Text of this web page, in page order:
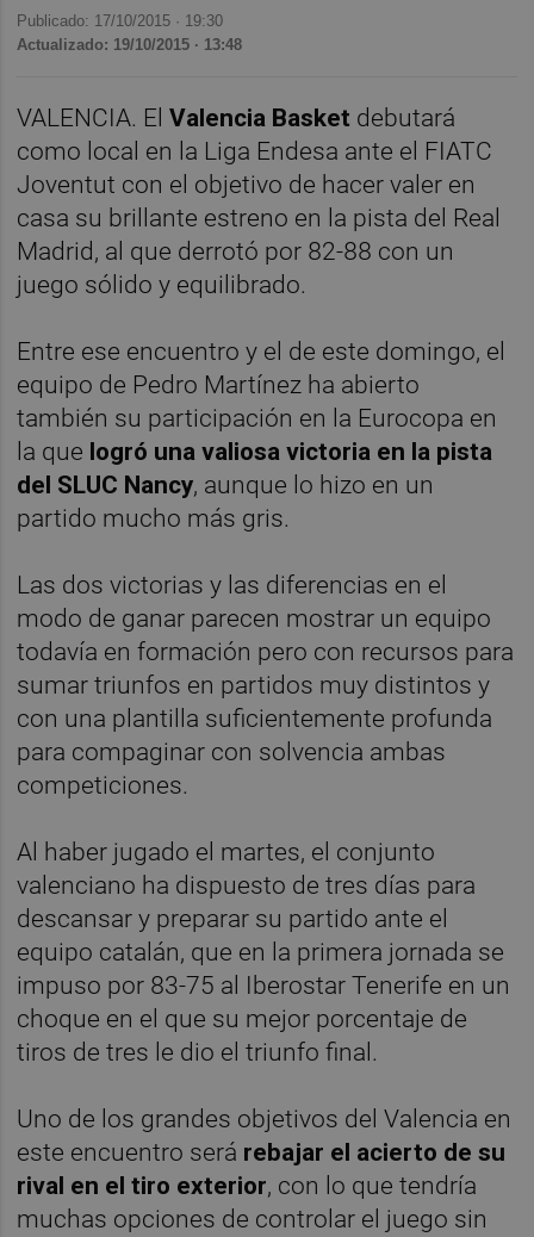
Publicado: 17/10/2015 · 19:30
Actualizado: 19/10/2015 · 13:48
VALENCIA. ElValencia Basket debutará
como local en la Liga Endesa ante el FIATC
Joventut con el objetivo de hacer valer en
casa su brillante estreno en la pista del Real
Madrid, al que derrotó por 82-88 con un
juego sólido y equilibrado.
Entre ese encuentro y el de este domingo, el
equipo de Pedro Martínez ha abierto
también su participación en la Eurocopa en
la que logró una valiosa victoria en la pista
del SLUC Nancy, aunque lo hizo en un
partido mucho más gris.
Las dos victorias y las diferencias en el
modo de ganar parecen mostrar un equipo
todavía en formación pero con recursos para
sumar triunfos en partidos muy distintos y
con una plantilla suficientemente profunda
para compaginar con solvencia ambas
competiciones.
Al haber jugado el martes, el conjunto
valenciano ha dispuesto de tres días para
descansar y preparar su partido ante el
equipo catalán, que en la primera jornada se
impuso por 83-75 al Iberostar Tenerife en un
choque en el que su mejor porcentaje de
tiros de tres le dio el triunfo final.
Uno de los grandes objetivos del Valencia en
este encuentro será rebajar el acierto de su
rival en el tiro exterior, con lo que tendría
muchas opciones de controlar el juego sin